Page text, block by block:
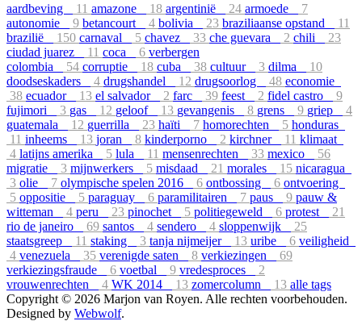
aardbeving 11 amazone 18 argentinië 24 armoede
7
autonomie
9 betancourt 4 bolivia 23 braziliaanse opstand
11
brazilië
150 carnaval 5 chavez 33 che guevara 2 chili
23
ciudad juarez
11 coca 6 verbergen
colombia
54 corruptie 18 cuba 38 cultuur 3 dilma
10
doodseskaders
4 drugshandel 12 drugsoorlog 48 economie
38 ecuador 13 el salvador 2 farc 39 feest 2 fidel castro
9
fujimori
3 gas 12 geloof 13 gevangenis 8 grens 9 griep
4
guatemala
12 guerrilla 23 haïti 7 homorechten 5 honduras
11 inheems 13 joran 8 kinderporno 2 kirchner 11 klimaat
4 latijns amerika 5 lula 11 mensenrechten 33 mexico
56
migratie
3 mijnwerkers 5 misdaad 21 morales 15 nicaragua
3 olie 7 olympische spelen 2016 6 ontbossing 6 ontvoering
5 oppositie 5 paraguay 6 paramilitairen 7 paus 9 pauw &
witteman
4 peru 23 pinochet 5 politiegeweld 6 protest
21
rio de janeiro
69 santos 4 sendero 4 sloppenwijk
25
staatsgreep
11 staking 3 tanja nijmeijer 13 uribe 6 veiligheid
4 venezuela 35 verenigde saten 8 verkiezingen
69
verkiezingsfraude
6 voetbal 9 vredesproces
2
vrouwenrechten
4 WK 2014 13 zomercolumn 13 alle tags
Copyright © 2026 Marjon van Royen. Alle rechten voorbehouden.
Designed by Webwolf.